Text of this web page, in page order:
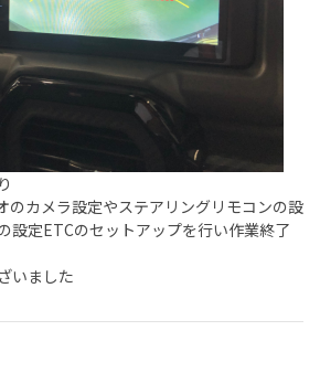
のカメラ設定やステアリングリモコンの設
設定ETCのセットアップを行い作業終了
いました